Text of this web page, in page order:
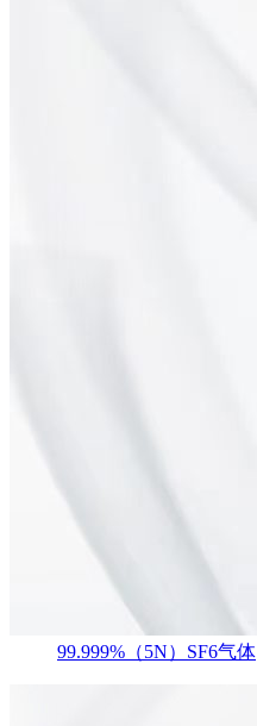
99.999%（5N）SF6气体